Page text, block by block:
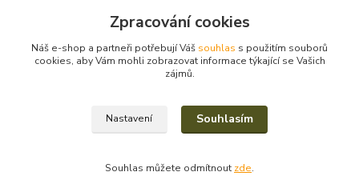
(Po-Pá, 8-15 hod.)
filcshop@seznam.cz
2023/2025© Eva Nevrlá
Zpracování cookies
Náš e-shop a partneři potřebují Váš souhlas s použitím souborů
cookies, aby Vám mohli zobrazovat informace týkající se Vašich
zájmů.
Nastavení Souhlasím
Souhlas můžete odmítnout zde.